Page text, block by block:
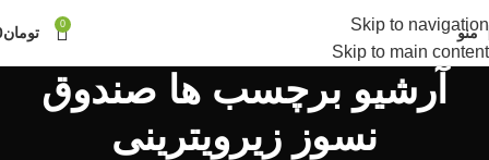
Skip to navigation
Skip to main content
منو 0 تومان
آرشیو برچسب ها صندوق
نسوز زیرویترینی